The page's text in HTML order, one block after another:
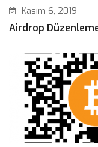
Kasım 6, 2019
Airdrop